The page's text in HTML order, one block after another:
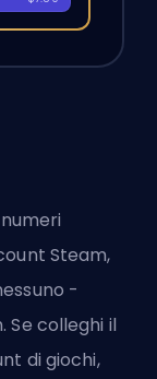
Steam,
-
Se colleghi il
di giochi,